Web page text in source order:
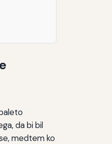
da bi bil
medtem ko